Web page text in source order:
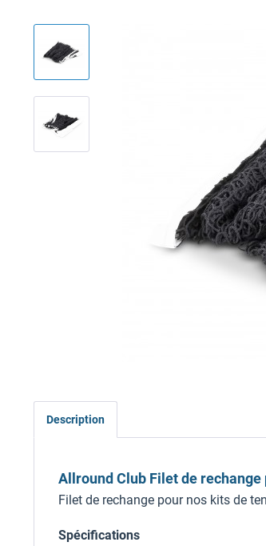
Description
Allround Club Filet de
Filet de rechange pour nos kits de
Spécifications